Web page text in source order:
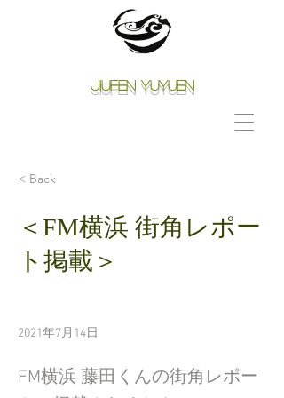
Jiufen Yuyuen
< Back
＜FM横浜 街角レポー
ト掲載＞
2021年7月14日
FM横浜 藤田くんの街角レポー